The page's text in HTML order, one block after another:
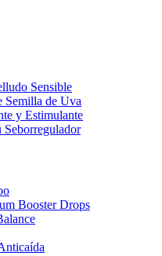
Sensible
Semilla de Uva
y Estimulante
Booster Drops